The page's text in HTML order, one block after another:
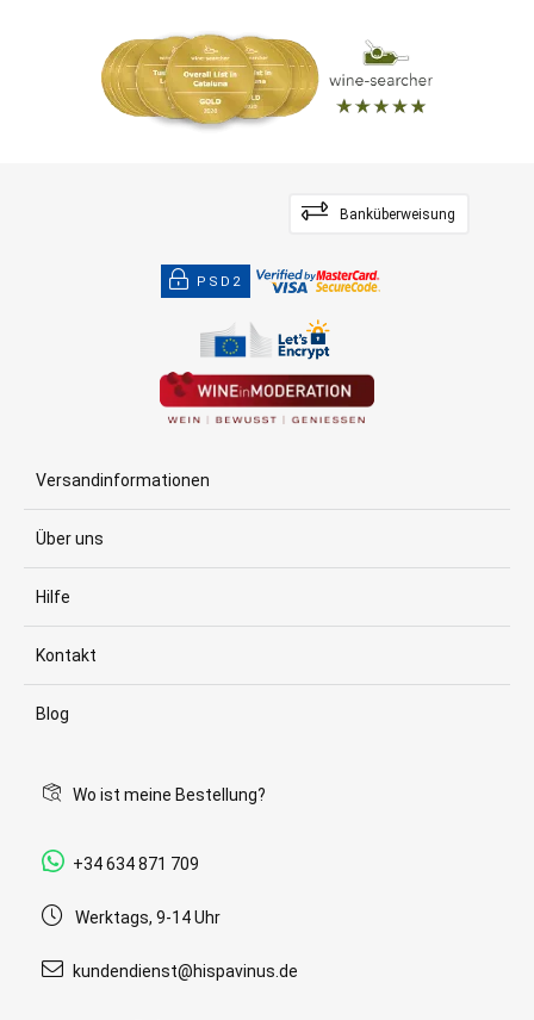
Banküberweisung
PSD2
Versandinformationen
Über uns
Hilfe
Kontakt
Blog
Wo ist meine Bestellung?
+34 634 871 709
Werktags, 9-14 Uhr
kundendienst@hispavinus.de